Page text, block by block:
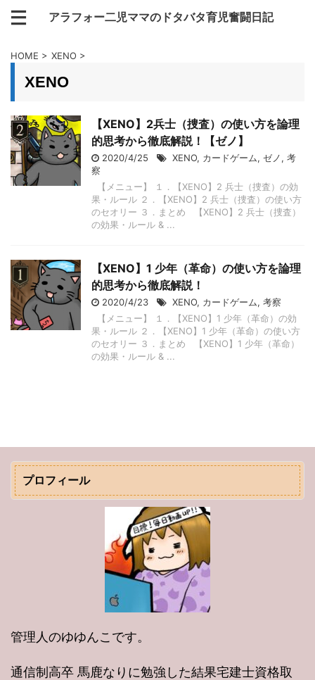
アラフォー二児ママのドタバタ育児奮闘日記
HOME > XENO >
XENO
【XENO】2兵士（捜査）の使い方を論理
的思考から徹底解説！【ゼノ】
2020/4/25 XENO, カードゲーム, ゼノ, 考
察
【メニュー】 １．【XENO】2 兵士（捜査）の効
果・ルール ２．【XENO】2 兵士（捜査）の使い方
のセオリー ３．まとめ 【XENO】2 兵士（捜査）
の効果・ルール & ...
【XENO】1 少年（革命）の使い方を論理
的思考から徹底解説！
2020/4/23 XENO, カードゲーム, 考察
【メニュー】 １．【XENO】1 少年（革命）の効
果・ルール ２．【XENO】1 少年（革命）の使い方
のセオリー ３．まとめ 【XENO】1 少年（革命）
の効果・ルール & ...
プロフィール
管理人のゆゆんこです。
通信制高卒 馬鹿なりに勉強した結果宅建士資格取